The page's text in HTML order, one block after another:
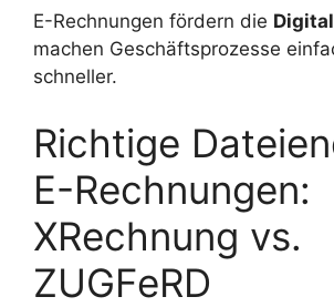
E-Rechnungen fördern die
machen Geschäftsprozesse
schneller.
Richtige
E-Rechnungen:
XRechnung vs.
ZUGFeRD